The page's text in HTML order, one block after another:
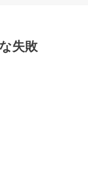
失敗